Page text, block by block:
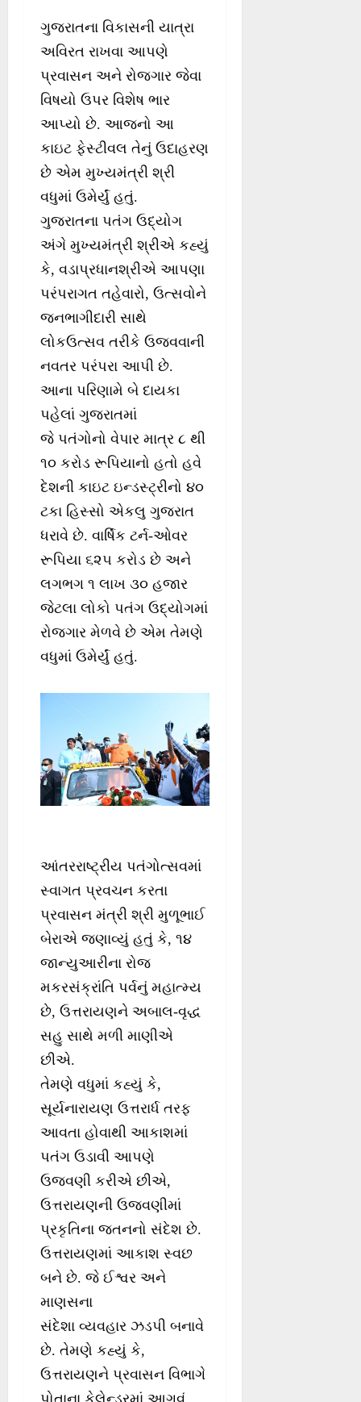
ગુજરાતના વિકાસની યાત્રા
અવિરત રાખવા આપણે
પ્રવાસન અને રોજગાર જેવા
વિષયો ઉપર વિશેષ ભાર
આપ્યો છે. આજનો આ
કાઇટ ફેસ્ટીવલ તેનું ઉદાહરણ
છે એમ મુખ્યમંત્રી શ્રી
વધુમાં ઉમેર્યું હતું.
ગુજરાતના પતંગ ઉદ્યોગ
અંગે મુખ્યમંત્રી શ્રીએ કહ્યું
કે, વડાપ્રધાનશ્રીએ આપણા
પરંપરાગત તહેવારો, ઉત્સવોને
જનભાગીદારી સાથે
લોકઉત્સવ તરીકે ઉજવવાની
નવતર પરંપરા આપી છે.
આના પરિણામે બે દાયકા
પહેલાં ગુજરાતમાં
જે પતંગોનો વેપાર માત્ર ૮ થી
૧૦ કરોડ રૂપિયાનો હતો હવે
દેશની કાઇટ ઇન્ડસ્ટ્રીનો ૪૦
ટકા હિસ્સો એકલુ ગુજરાત
ધરાવે છે. વાર્ષિક ટર્ન-ઓવર
રૂપિયા ૬૨૫ કરોડ છે અને
લગભગ ૧ લાખ ૩૦ હજાર
જેટલા લોકો પતંગ ઉદ્યોગમાં
રોજગાર મેળવે છે એમ તેમણે
વધુમાં ઉમેર્યું હતું.
આંતરરાષ્ટ્રીય પતંગોત્સવમાં
સ્વાગત પ્રવચન કરતા
પ્રવાસન મંત્રી શ્રી મુળૂભાઈ
બેરાએ જણાવ્યું હતું કે, ૧૪
જાન્યુઆરીના રોજ
મકરસંક્રાંતિ પર્વનું મહાત્મ્ય
છે, ઉત્તરાયણને અબાલ-વૃદ્ધ
સહુ સાથે મળી માણીએ
છીએ.
તેમણે વધુમાં કહ્યું કે,
સૂર્યનારાયણ ઉત્તરાર્ધ તરફ
આવતા હોવાથી આકાશમાં
પતંગ ઉડાવી આપણે
ઉજવણી કરીએ છીએ,
ઉત્તરાયણની ઉજવણીમાં
પ્રકૃતિના જતનનો સંદેશ છે.
ઉત્તરાયણમાં આકાશ સ્વછ
બને છે. જે ઈશ્વર અને
માણસના
સંદેશા વ્યવહાર ઝડપી બનાવે
છે. તેમણે કહ્યું કે,
ઉત્તરાયણને પ્રવાસન વિભાગે